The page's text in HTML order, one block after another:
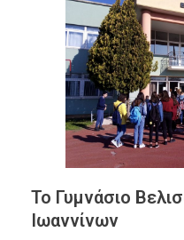
Το Γυμνάσιο
Ιωαννίνων